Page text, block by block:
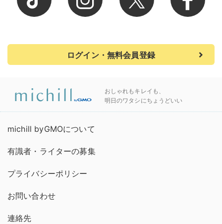
ログイン・無料会員登録
おしゃれもキレイも、
明日のワタシにちょうどいい
michill byGMOについて
有識者・ライターの募集
プライバシーポリシー
お問い合わせ
連絡先